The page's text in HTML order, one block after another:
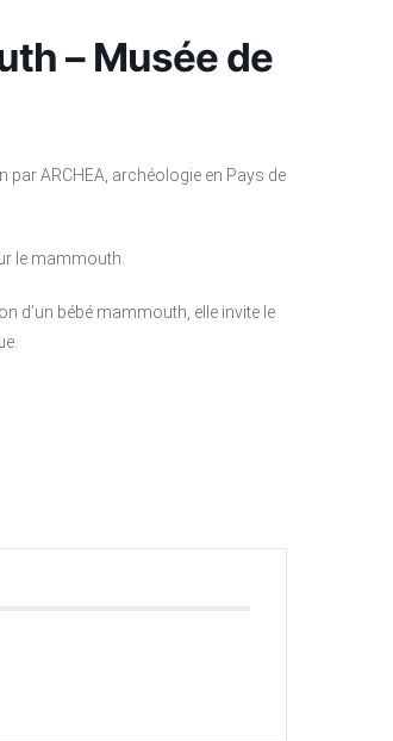
– Musée de
par ARCHEA, archéologie en Pays de
le mammouth.
d’un bébé mammouth, elle invite le